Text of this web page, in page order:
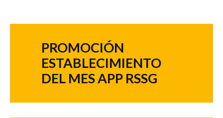
PROMOCIÓN
ESTABLECIMIENTO
DEL MES APP RSSG